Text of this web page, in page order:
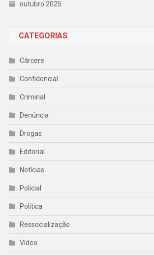
outubro 2025
CATEGORIAS
Cárcere
Confidencial
Criminal
Denúncia
Drogas
Editorial
Notícias
Policial
Política
Ressocialização
Vídeo